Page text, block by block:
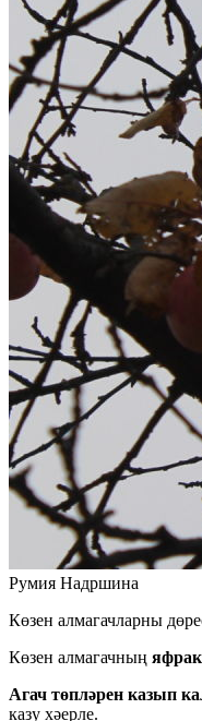
Румия Надршина
Көзен алмагачларны
Көзен алмагачның
Агач төпләрен казып
казу хәерле.